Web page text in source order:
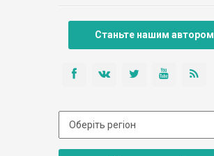
Станьте нашим автором